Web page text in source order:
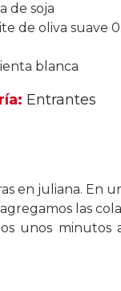
de soja
de oliva suave
blanca
Entrantes
en juliana. En
las
unos